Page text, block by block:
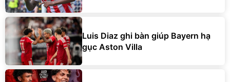
Luis Diaz ghi bàn giúp Bayern hạ
gục Aston Villa